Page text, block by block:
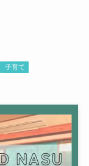
子育て